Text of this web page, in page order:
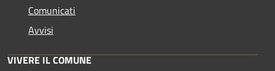
Comunicati
Avvisi
VIVERE IL COMUNE